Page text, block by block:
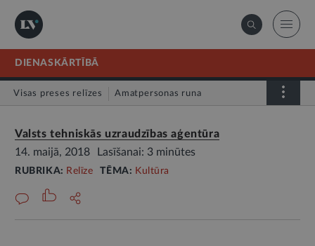
DIENASKĀRTĪBĀ
Visas preses relīzes Amatpersonas runa
Valsts tehniskās uzraudzības aģentūra
14. maijā, 2018
Lasīšanai: 3 minūtes
RUBRIKA: Relīze TĒMA: Kultūra